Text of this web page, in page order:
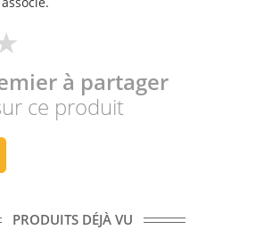
à partager
ce produit
PRODUITS DÉJÀ VU